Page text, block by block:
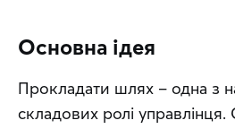
Основна ідея
Прокладати шлях – одна з
складових ролі управлінця.